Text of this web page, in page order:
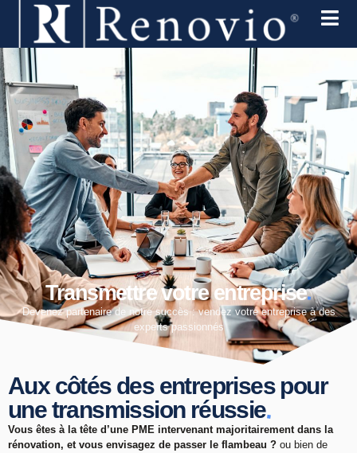
Transmettre votre entreprise.
Devenez partenaire de notre succès : vendez votre entreprise à des
experts passionnés
Aux côtés des entreprises pour
une transmission réussie.
Vous êtes à la tête d’une PME intervenant majoritairement dans la
rénovation, et vous envisagez de passer le flambeau ? ou bien de